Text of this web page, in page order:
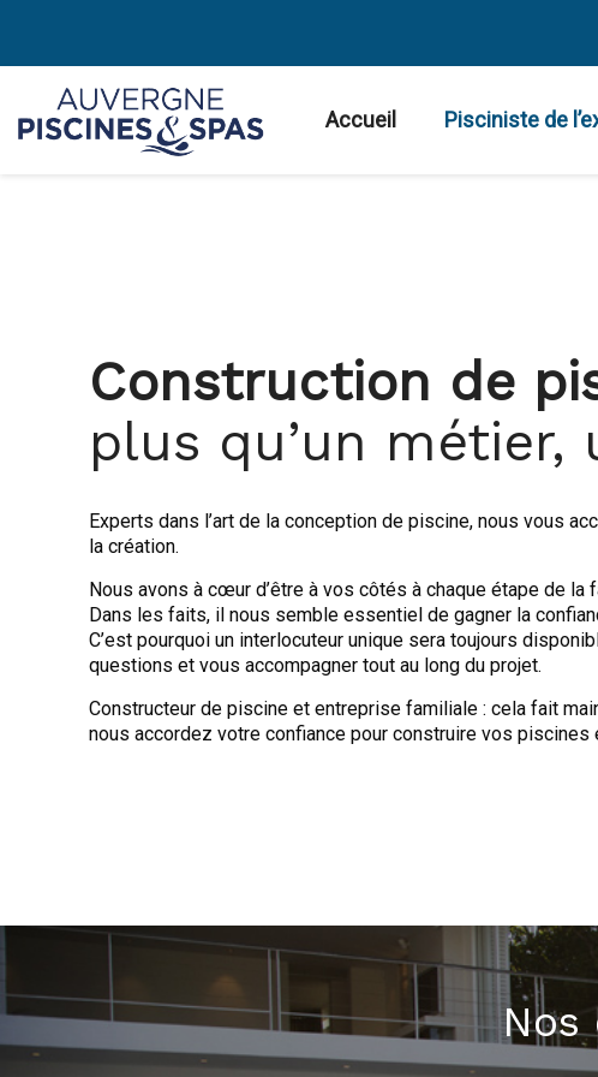
Accueil Pisciniste de
Construction de
plus qu’un métier,
Experts dans l’art de la conception de piscine, nous vous
la création.
Nous avons à cœur d’être à vos côtés à chaque étape de la
Dans les faits, il nous semble essentiel de gagner la
C’est pourquoi un interlocuteur unique sera toujours
questions et vous accompagner tout au long du projet.
Constructeur de piscine et entreprise familiale : cela fait
nous accordez votre confiance pour construire vos piscines
Nos